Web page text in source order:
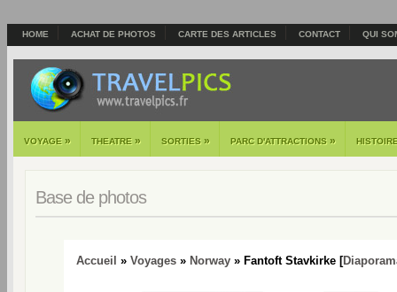
HOME ACHAT DE PHOTOS CARTE DES ARTICLES CONTACT QUI
VOYAGE » THEATRE » SORTIES » PARC D'ATTRACTIONS »
Base de photos
Accueil » Voyages » Norway » Fantoft Stavkirke [